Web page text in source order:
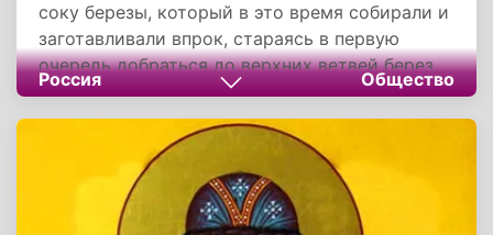
соку березы, который в это время собирали и
заготавливали впрок, стараясь в первую
очередь добраться до верхних ветвей берез,
так как считали, что именно там собирается
лучший сок - не только самый вкусный, но и
способный поставить на ноги человека
больного, как бы ни был тяжел его недуг.
Россия Общество